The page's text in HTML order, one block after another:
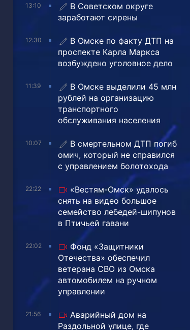
13:10
В Советском округе
заработают сирены
12:30
В Омске по факту ДТП на
проспекте Карла Маркса
возбуждено уголовное дело
11:39
В Омске выделили 45 млн
рублей на организацию
транспортного
обслуживания населения
10:07
В смертельном ДТП погиб
омич, который не справился
с управлением болотохода
22:22
«Вестям-Омск» удалось
снять на видео большое
семейство лебедей-шипунов
в Птичьей гавани
22:02
Фонд «Защитники
Отечества» обеспечил
ветерана СВО из Омска
автомобилем на ручном
управлении
21:56
Аварийный дом на
Раздольной улице, где